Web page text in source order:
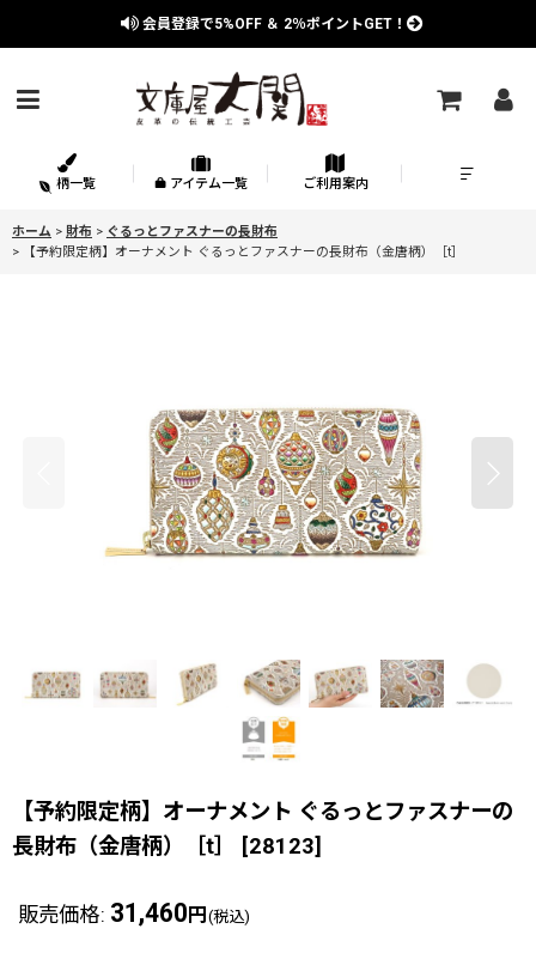
会員登録で5%OFF ＆ 2％ポイントGET！
柄一覧 アイテム一覧 ご利用案内
ホーム > 財布 > ぐるっとファスナーの長財布
>
【予約限定柄】オーナメント ぐるっとファスナーの長財布（金唐柄）［t］
【予約限定柄】オーナメント ぐるっとファスナーの
長財布（金唐柄）［t］
[28123]
販売価格: 31,460 円 (税込)